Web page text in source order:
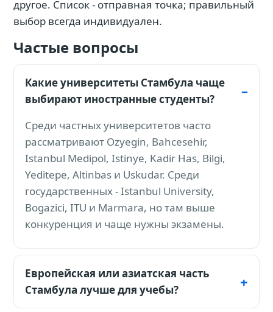
другое. Список - отправная точка; правильный
выбор всегда индивидуален.
Частые вопросы
Какие университеты Стамбула чаще
выбирают иностранные студенты?
Среди частных университетов часто
рассматривают Ozyegin, Bahcesehir,
Istanbul Medipol, Istinye, Kadir Has, Bilgi,
Yeditepe, Altinbas и Uskudar. Среди
государственных - Istanbul University,
Bogazici, ITU и Marmara, но там выше
конкуренция и чаще нужны экзамены.
Европейская или азиатская часть
Стамбула лучше для учебы?